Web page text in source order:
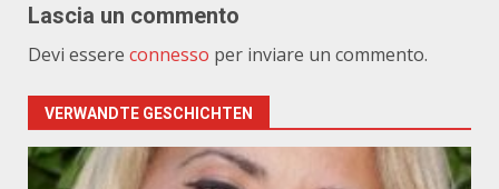
Lascia un commento
Devi essere connesso per inviare un commento.
VERWANDTE GESCHICHTEN